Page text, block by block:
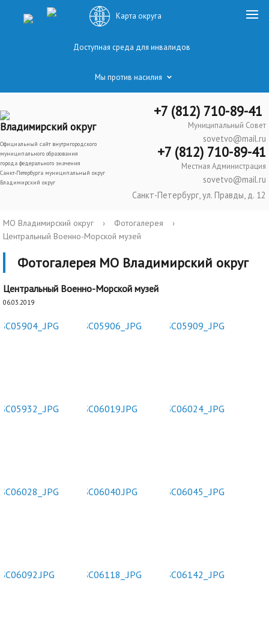
Карта округа
Доступная среда для инвалидов
Мы против насилия
Владимирский округ
Официальный сайт внутригородского
муниципального образования
города федерального значения
Санкт-Петербурга муниципальный округ
Владимирский округ
+7 (812) 710-89-41
Муниципальный Совет
sovetvo@mail.ru
+7 (812) 710-89-41
Местная Администрация
sovetvo@mail.ru
Санкт-Петербург, ул. Правды, д. 12
МО Владимирский округ › Фотогалерея
›
Центральный Военно-Морской музей
Фотогалерея МО Владимирский округ
Центральный Военно-Морской музей
06.03.2019